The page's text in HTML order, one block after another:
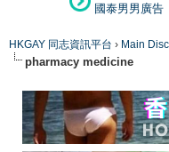
國泰男男廣告
HKGAY 同志資訊平台 › Main
pharmacy medicine